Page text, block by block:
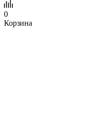
0
Корзина